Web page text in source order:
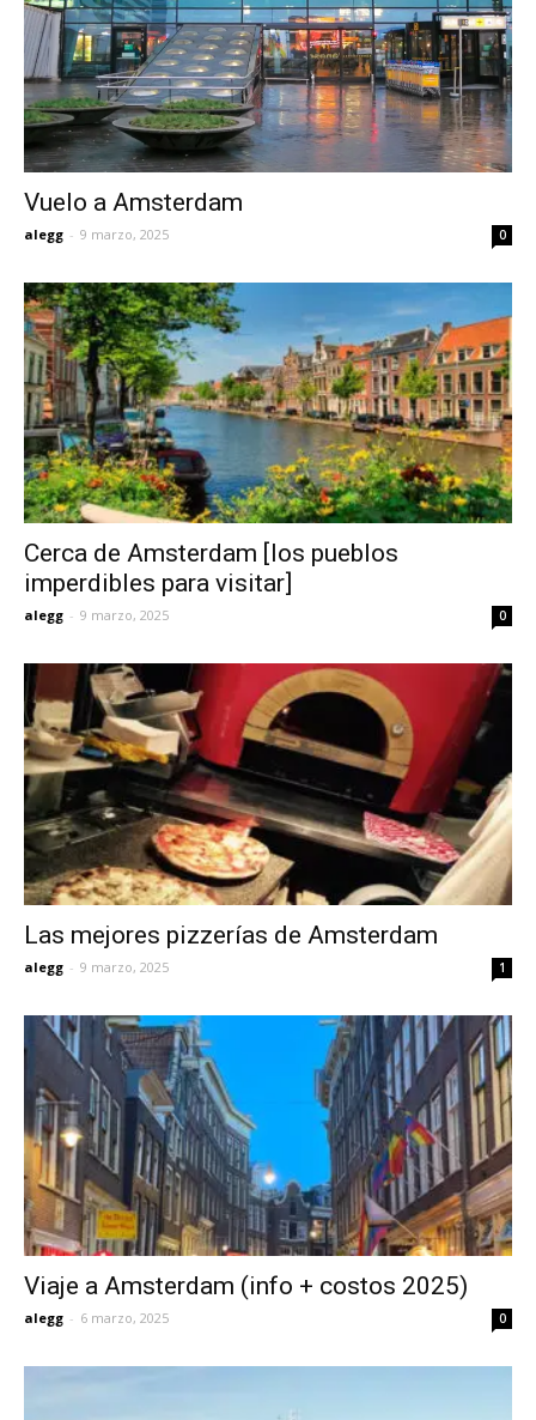
Vuelo a Amsterdam
alegg - 9 marzo, 2025 0
Cerca de Amsterdam [los pueblos
imperdibles para visitar]
alegg - 9 marzo, 2025 0
Las mejores pizzerías de Amsterdam
alegg - 9 marzo, 2025 1
Viaje a Amsterdam (info + costos 2025)
alegg - 6 marzo, 2025 0